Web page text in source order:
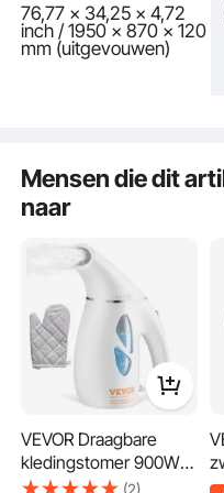
het naadloze vloerontwerp voor
gevaren voor
76,77 x 34,25 x 4,72
inch / 1950 x 870 x 120
mm (uitgevouwen)
Mensen die dit
naar
VEVOR Draagbare
kledingstomer 900W
Reisstrijkijzer 180 ml